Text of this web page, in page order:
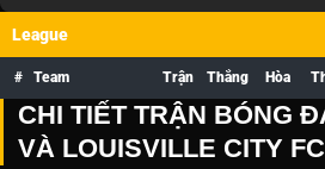
League
# Team Trận Thắng Hòa
CHI TIẾT TRẬN BÓNG
VÀ LOUISVILLE CITY